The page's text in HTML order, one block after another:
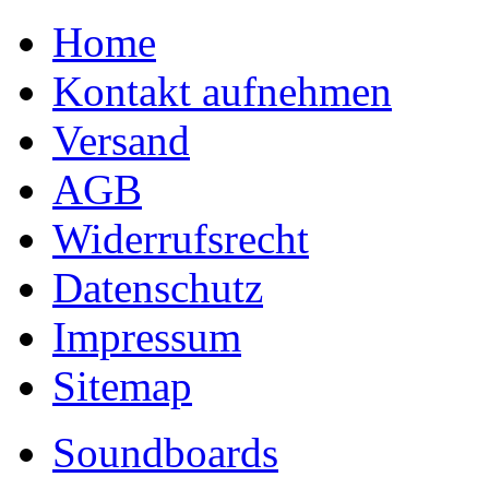
Home
Kontakt aufnehmen
Versand
AGB
Widerrufsrecht
Datenschutz
Impressum
Sitemap
Soundboards